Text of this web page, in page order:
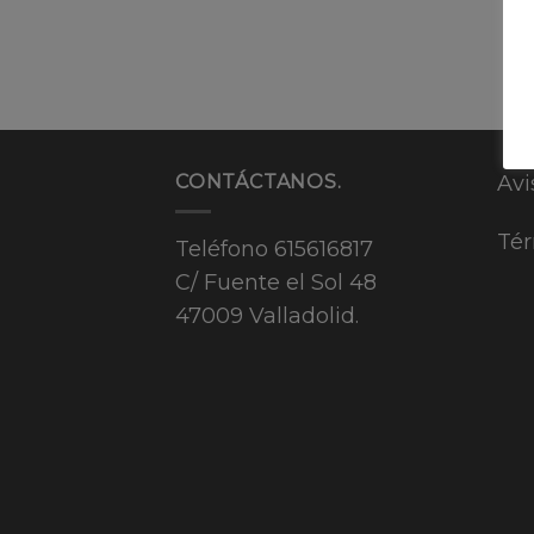
CONTÁCTANOS.
Teléfono 615616817
C/ Fuente el Sol 48
47009 Valladolid.